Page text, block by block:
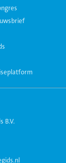
B.V.